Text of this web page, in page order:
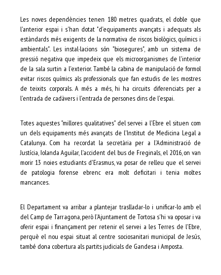
Les noves dependències tenen 180 metres quadrats, el doble que
l'anterior espai i s'han dotat "d'equipaments avançats i adequats als
estàndards més exigents de la normativa de riscos biològics, químics i
ambientals". Les instal·lacions són "biosegures", amb un sistema de
pressió negativa que impedeix que els microorganismes de l'interior
de la sala surtin a l'exterior. També la cabina de manipulació de formol
evitar riscos químics als professionals que fan estudis de les mostres
de teixits corporals. A més a més, hi ha circuits diferenciats per a
l'entrada de cadàvers i l'entrada de persones dins de l'espai.
Totes aquestes "millores qualitatives" del servei a l'Ebre el situen com
un dels equipaments més avançats de l'Institut de Medicina Legal a
Catalunya. Com ha recordat la secretària per a l'Administració de
Justícia, Iolanda Aguilar, l'accident del bus de Freginals, el 2016, on van
morir 13 noies estudiants d'Erasmus, va posar de relleu que el servei
de patologia forense ebrenc era molt deficitari i tenia moltes
mancances.
El Departament va arribar a plantejar traslladar-lo i unificar-lo amb el
del Camp de Tarragona, però l'Ajuntament de Tortosa s'hi va oposar i va
oferir espai i finançament per retenir el servei a les Terres de l'Ebre,
perquè el nou espai situat al centre sociosanitari municipal de Jesús,
també dona cobertura als partits judicials de Gandesa i Amposta.